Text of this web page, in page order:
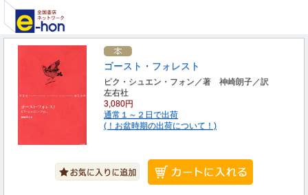
ゴースト・フォレスト
ピク・シュエン・フォン／著 神崎朗子／訳
左右社
3,080円
通常１～２日で出荷
(！お盆時期の出荷について！)